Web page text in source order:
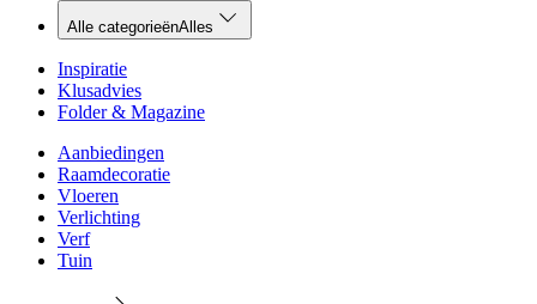
Alle categorieënAlles
Inspiratie
Klusadvies
Folder & Magazine
Aanbiedingen
Raamdecoratie
Vloeren
Verlichting
Verf
Tuin